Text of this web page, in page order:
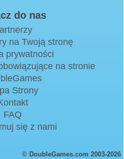
do nas
na Twoją stronę
prywatności
na stronie
Strony
FAQ
się z nami
© DoubleGames.com 2003-2026